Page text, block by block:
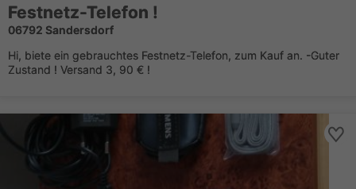
Festnetz-Telefon !
06792 Sandersdorf
Hi, biete ein gebrauchtes Festnetz-Telefon, zum Kauf an. -Guter
Zustand ! Versand 3, 90 € !